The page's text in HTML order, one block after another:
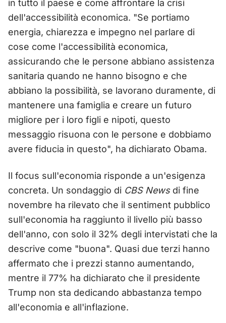
in tutto il paese e come affrontare la crisi
dell'accessibilità economica. "Se portiamo
energia, chiarezza e impegno nel parlare di
cose come l'accessibilità economica,
assicurando che le persone abbiano assistenza
sanitaria quando ne hanno bisogno e che
abbiano la possibilità, se lavorano duramente, di
mantenere una famiglia e creare un futuro
migliore per i loro figli e nipoti, questo
messaggio risuona con le persone e dobbiamo
avere fiducia in questo", ha dichiarato Obama.
Il focus sull'economia risponde a un'esigenza
concreta. Un sondaggio di CBS Newsdi fine
novembre ha rilevato che il sentiment pubblico
sull'economia ha raggiunto il livello più basso
dell'anno, con solo il 32% degli intervistati che la
descrive come "buona". Quasi due terzi hanno
affermato che i prezzi stanno aumentando,
mentre il 77% ha dichiarato che il presidente
Trump non sta dedicando abbastanza tempo
all'economia e all'inflazione.